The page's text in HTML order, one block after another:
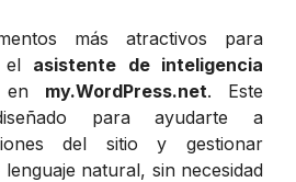
más atractivos para
el asistente de inteligencia
en my.WordPress.net. Este
para ayudarte a
del sitio y gestionar
natural, sin necesidad